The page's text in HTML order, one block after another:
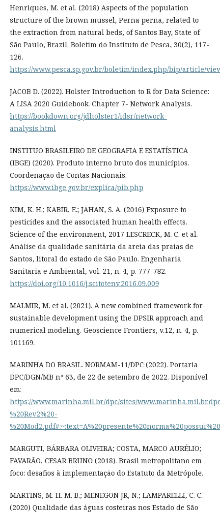
Henriques, M. et al. (2018) Aspects of the population
structure of the brown mussel, Perna perna, related to
the extraction from natural beds, of Santos Bay, State of
São Paulo, Brazil. Boletim do Instituto de Pesca, 30(2), 117-
126.
https://www.pesca.sp.gov.br/boletim/index.php/bip/article/
JACOB D. (2022). Holster Introduction to R for Data Science:
A LISA 2020 Guidebook. Chapter 7- Network Analysis.
https://bookdown.org/jdholster1/idsr/network-
analysis.html
INSTITUO BRASILEIRO DE GEOGRAFIA E ESTATÍSTICA
(IBGE) (2020). Produto interno bruto dos municípios.
Coordenação de Contas Nacionais.
https://www.ibge.gov.br/explica/pib.php
KIM, K. H.; KABIR, E.; JAHAN, S. A. (2016) Exposure to
pesticides and the associated human health effects.
Science of the environment, 2017 LESCRECK, M. C. et al.
Análise da qualidade sanitária da areia das praias de
Santos, litoral do estado de São Paulo. Engenharia
Sanitaria e Ambiental, vol. 21, n. 4, p. 777-782.
https://doi.org/10.1016/j.scitotenv.2016.09.009
MALMIR, M. et al. (2021). A new combined framework for
sustainable development using the DPSIR approach and
numerical modeling. Geoscience Frontiers, v.12, n. 4, p.
101169.
MARINHA DO BRASIL. NORMAM-11/DPC (2022). Portaria
DPC/DGN/MB nº 63, de 22 de setembro de 2022. Disponível
em:
https://www.marinha.mil.br/dpc/sites/
%20Rev2%20-
MARGUTI, BÁRBARA OLIVEIRA; COSTA, MARCO AURÉLIO;
FAVARÃO, CESAR BRUNO (2018). Brasil metropolitano em
foco: desafios à implementação do Estatuto da Metrópole.
MARTINS, M. H. M. B.; MENEGON JR, N.; LAMPARELLI, C. C.
(2020) Qualidade das águas costeiras nos Estado de São